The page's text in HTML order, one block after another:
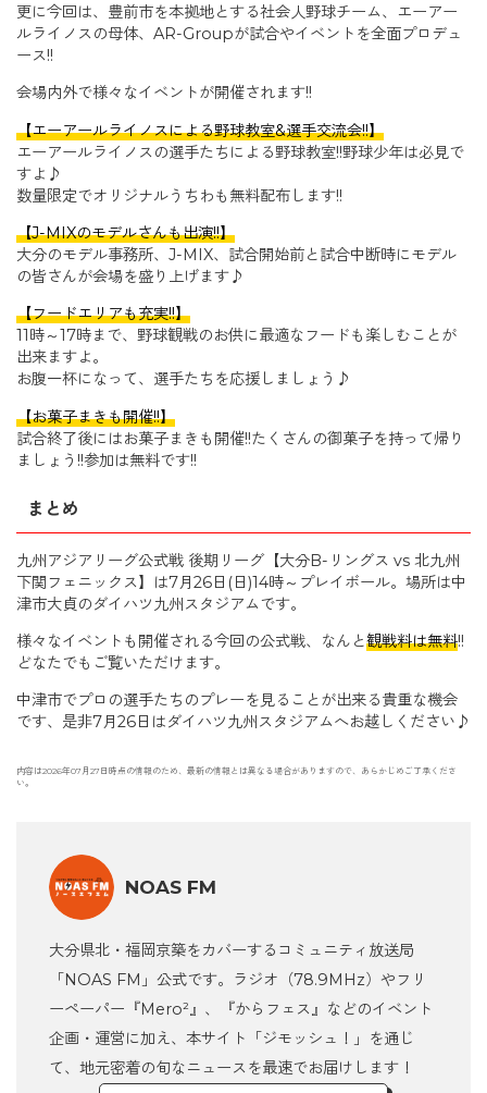
更に今回は、豊前市を本拠地とする社会人野球チーム、エーアー
ルライノスの母体、AR-Groupが試合やイベントを全面プロデュ
ース!!
会場内外で様々なイベントが開催されます!!
【エーアールライノスによる野球教室&選手交流会!!】
エーアールライノスの選手たちによる野球教室!!野球少年は必見で
すよ♪
数量限定でオリジナルうちわも無料配布します!!
【J-MIXのモデルさんも出演!!】
大分のモデル事務所、J-MIX、試合開始前と試合中断時にモデル
の皆さんが会場を盛り上げます♪
【フードエリアも充実!!】
11時～17時まで、野球観戦のお供に最適なフードも楽しむことが
出来ますよ。
お腹一杯になって、選手たちを応援しましょう♪
【お菓子まきも開催!!】
試合終了後にはお菓子まきも開催!!たくさんの御菓子を持って帰り
ましょう!!参加は無料です!!
まとめ
九州アジアリーグ公式戦 後期リーグ【大分B-リングス vs 北九州
下関フェニックス】は7月26日(日)14時～プレイボール。場所は中
津市大貞のダイハツ九州スタジアムです。
様々なイベントも開催される今回の公式戦、なんと観戦料は無料!!
どなたでもご覧いただけます。
中津市でプロの選手たちのプレーを見ることが出来る貴重な機会
です、是非7月26日はダイハツ九州スタジアムへお越しください♪
内容は2026年07月27日時点の情報のため、最新の情報とは異なる場合がありますので、あらかじめご了承くださ
い。
NOAS FM
大分県北・福岡京築をカバーするコミュニティ放送局
「NOAS FM」公式です。ラジオ（78.9MHz）やフリ
ーペーパー『Mero²』、『からフェス』などのイベント
企画・運営に加え、本サイト「ジモッシュ！」を通じ
て、地元密着の旬なニュースを最速でお届けします！